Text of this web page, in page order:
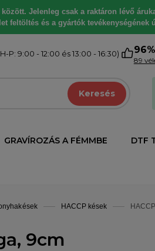
Jelenleg csak a raktáron lévő
feltöltés és a gyártók tevékenységének
P: 9:00 - 12:00 és 13:00 - 16:30) 96%
89
Keresés
GRAVÍROZÁS A FÉMMBE DTF
HACCP kések
9cm